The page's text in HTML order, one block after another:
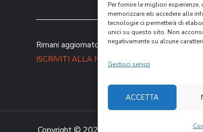
Per fornire le migliori
memorizzare e/o accedere alle
tecnologie ci permetterà di
unici su questo sito. Non
negativamente su alcune
Gestisci servizi
ACCETTA
Rimani aggiornato sulle nostre attività.
ISCRIVITI ALLA NEWSLETTER